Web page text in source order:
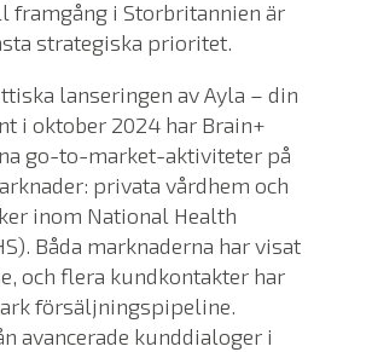
framgång i Storbritannien är
strategiska prioritet.
lanseringen av Ayla – din
i oktober 2024 har Brain+
go-to-market-aktiviteter på
privata vårdhem och
inom National Health
Båda marknaderna har visat
och flera kundkontakter har
försäljningspipeline.
avancerade kunddialoger i